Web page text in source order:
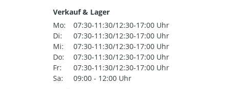
Verkauf & Lager
Mo:
07:30-11:30/12:30-17:00 Uhr
Di:
07:30-11:30/12:30-17:00 Uhr
Mi:
07:30-11:30/12:30-17:00 Uhr
Do:
07:30-11:30/12:30-17:00 Uhr
Fr:
07:30-11:30/12:30-17:00 Uhr
Sa:
09:00 - 12:00 Uhr